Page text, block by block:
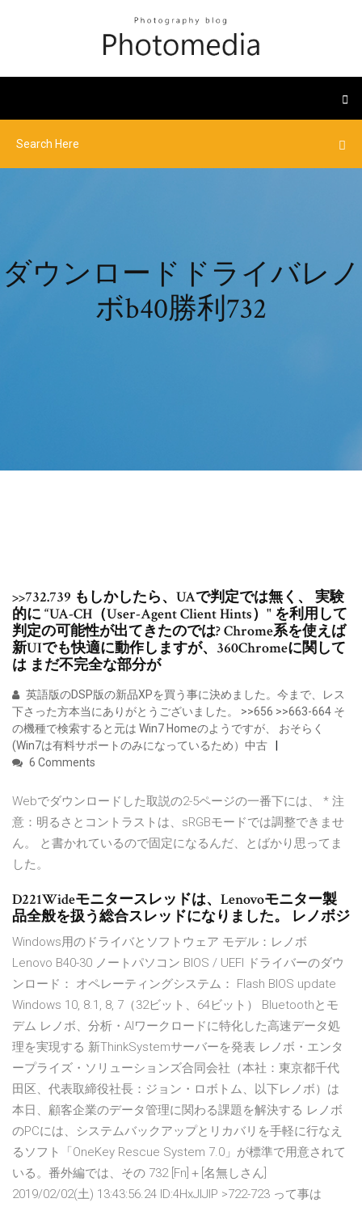
ダウンロードドライバレノ
ボb40勝利732
>>732.739 もしかしたら、UAで判定では無く、 実験
的に “UA-CH（User-Agent Client Hints）" を利用して
判定の可能性が出てきたのでは? Chrome系を使えば
新UIでも快適に動作しますが、360Chromeに関して
は まだ不完全な部分が
英語版のDSP版の新品XPを買う事に決めました。今まで、レス
下さった方本当にありがとうございました。 >>656 >>663-664 そ
の機種で検索すると元は Win7 Homeのようですが、 おそらく
(Win7は有料サポートのみになっているため）中古
6 Comments
Webでダウンロードした取説の2-5ページの一番下には、 * 注
意：明るさとコントラストは、sRGBモードでは調整できませ
ん。 と書かれているので固定になるんだ、とばかり思ってま
した。
D221Wideモニタースレッドは、Lenovoモニター製
品全般を扱う総合スレッドになりました。 レノボジ
Windows用のドライバとソフトウェア モデル：レノボ
Lenovo B40-30 ノートパソコン BIOS / UEFI ドライバーのダウ
ンロード： オペレーティングシステム： Flash BIOS update
Windows 10, 8.1, 8, 7（32ビット、64ビット） Bluetoothとモ
デム レノボ、分析・AIワークロードに特化した高速データ処
理を実現する 新ThinkSystemサーバーを発表 レノボ・エンタ
ープライズ・ソリューションズ合同会社（本社：東京都千代
田区、代表取締役社長：ジョン・ロボトム、以下レノボ）は
本日、顧客企業のデータ管理に関わる課題を解決する レノボ
のPCには、システムバックアップとリカバリを手軽に行なえ
るソフト「OneKey Rescue System 7.0」が標準で用意されて
いる。番外編では、その 732 [Fn]＋[名無しさん]
2019/02/02(土) 13:43:56.24 ID:4HxJIJlP >722-723 って事は